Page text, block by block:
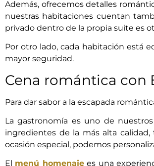
Además, ofrecemos detalles
nuestras habitaciones cuentan
privado dentro de la propia suite es
Por otro lado, cada habitación está
mayor seguridad.
Cena romántica con
Para dar sabor a la escapada
La gastronomía es uno de
ingredientes de la más alta
ocasión especial, podemos
El menú homenajees una